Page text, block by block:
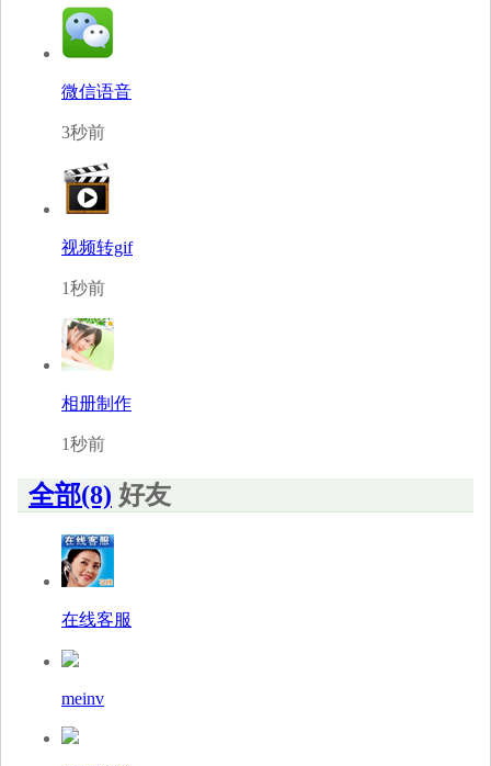
微信语音
3秒前
视频转gif
1秒前
相册制作
1秒前
全部(8) 好友
在线客服
meinv